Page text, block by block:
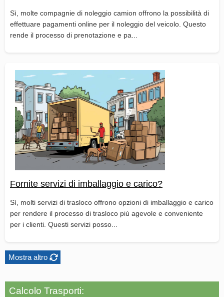
Sì, molte compagnie di noleggio camion offrono la possibilità di
effettuare pagamenti online per il noleggio del veicolo. Questo
rende il processo di prenotazione e pa...
Fornite servizi di imballaggio e carico?
Sì, molti servizi di trasloco offrono opzioni di imballaggio e carico
per rendere il processo di trasloco più agevole e conveniente
per i clienti. Questi servizi posso...
Mostra altro
Calcolo Trasporti: